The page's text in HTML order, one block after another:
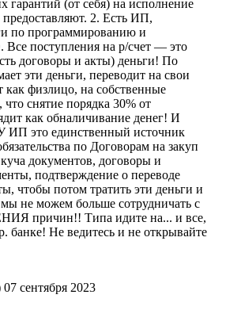
гарантий (от себя) на исполнение
предоставляют. 2. Есть ИП,
по программированию и
поступления на р/счет — это
договоры и акты) деньги! По
эти деньги, переводит на свои
как физлицо, на собственные
снятие порядка 30% от
как обналичивание денег! И
ИП это единственный источник
по Договорам на закуп
документов, договоры и
подтверждение о переводе
чтобы потом тратить эти деньги и
не можем больше сотрудничать с
причин!! Типа идите на... и все,
банке! Не ведитесь и не открывайте
07 сентября 2023